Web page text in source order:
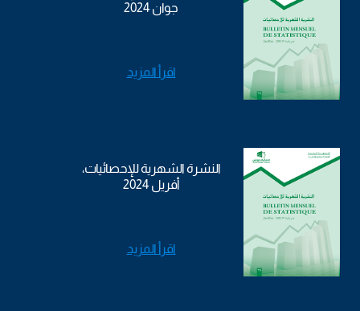
جوان 2024
اقرأ المزيد
النشرة الشهرية للإحصائيات،
أفريل 2024
اقرأ المزيد